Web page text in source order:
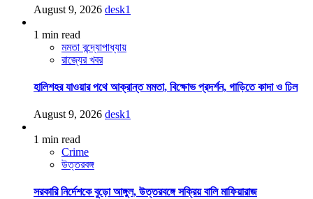
August 9, 2026 desk1
1 min read
মমতা বন্দ্যোপাধ্যায়
রাজ্যের খবর
হালিশহর যাওয়ার পথে আক্রান্ত মমতা, বিক্ষোভ প্রদর্শন, গাড়িতে কাদা ও ঢিল
August 9, 2026 desk1
1 min read
Crime
উত্তরবঙ্গ
সরকারি নির্দেশকে বুড়ো আঙ্গুল, উত্তরবঙ্গে সক্রিয় বালি মাফিয়ারাজ